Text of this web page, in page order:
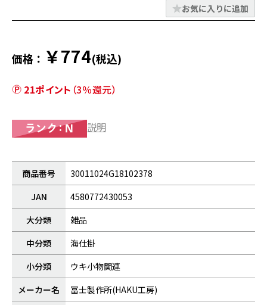
お気に入りに追加
価格： ￥774(税込)
21ポイント （3％還元）
説明
商品番号
30011024G18102378
JAN
4580772430053
大分類
雑品
中分類
海仕掛
小分類
ウキ小物関連
メーカー名
冨士製作所(HAKU工房)